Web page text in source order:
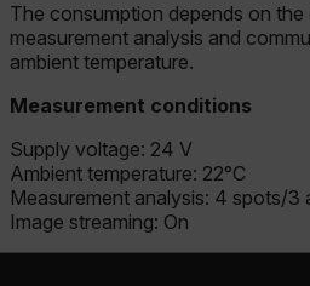
The consumption depends on the
measurement analysis and
ambient temperature.
Measurement conditions
Supply voltage: 24 V
Ambient temperature: 22°C
Measurement analysis: 4 spots/3
Image streaming: On